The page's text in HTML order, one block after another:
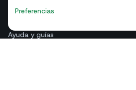
Preferencias
Ayuda y guías